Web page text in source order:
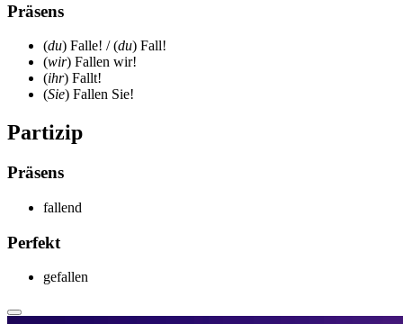
Präsens
(du) Falle! / (du) Fall!
(wir) Fallen wir!
(ihr) Fallt!
(Sie) Fallen Sie!
Partizip
Präsens
fallend
Perfekt
gefallen